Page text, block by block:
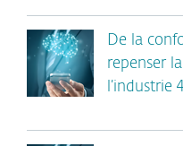
De la
repenser
l’industrie